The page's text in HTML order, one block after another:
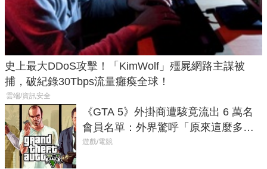
史上最大DDoS攻擊！「KimWolf」殭屍網路主謀被
捕，破紀錄30Tbps流量癱瘓全球！
雲端/資訊安全
《GTA 5》外掛商遭駭竟流出 6 萬名
會員名單：外界驚呼「原來這麼多人
在開掛！」
遊戲/電競